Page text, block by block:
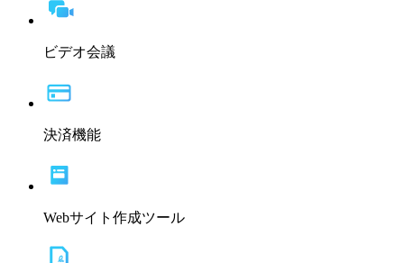
ビデオ会議
決済機能
Webサイト作成ツール